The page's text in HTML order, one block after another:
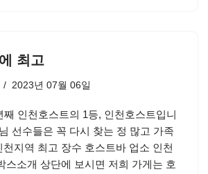
최고
2023년 07월 06일
째 인천호스트의 1등, 인천호스트입니
선수들은 꼭 다시 찾는 정 많고 가족
지역 최고 장수 호스트바 업소 인천
스소개 상단에 보시면 저희 가게는 호